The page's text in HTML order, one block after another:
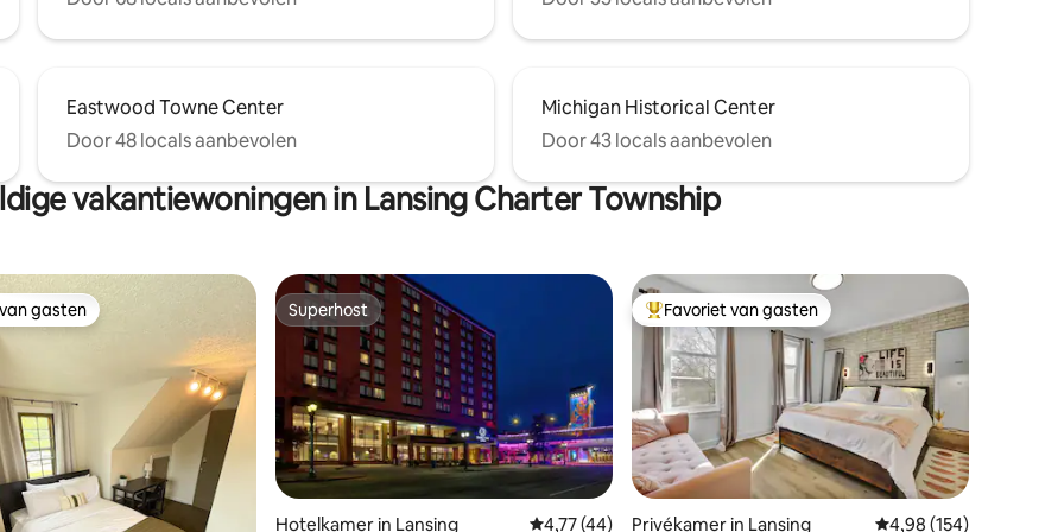
Eastwood Towne Center
Door 48 locals aanbevolen
Michigan Historical Center
Door 43 locals aanbevolen
vakantiewoningen in Lansing Charter Township
gasten
gasten Superhost
Superhost
Hotelkamer in Lansing Gemiddelde beoordeling van 4,77 op 5, 44 recensies
4,77 (44)
Topfavoriet van gasten
Favoriet van gasten
Privékamer in Lansing Gemiddelde
4,98 (154)